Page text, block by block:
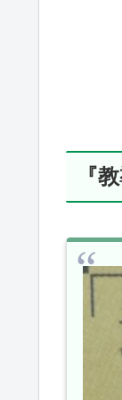
『